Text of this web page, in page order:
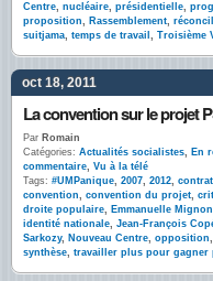
Centre, nucléaire, présidentielle,
proposition, Rassemblement,
suitjama, temps de travail , Troisième
oct 18, 2011
La convention sur le projet
Par Romain
Catégories: Actualités socialistes, En
commentaire, Vu à la télé
Tags: #UMPanique, 2007, 2012,
convention, convention du projet,
droite populaire, Emmanuelle Mignon
identité nationale, Jean-François
Sarkozy, Nouveau Centre, opposition,
synthèse, travailler plus pour gagner